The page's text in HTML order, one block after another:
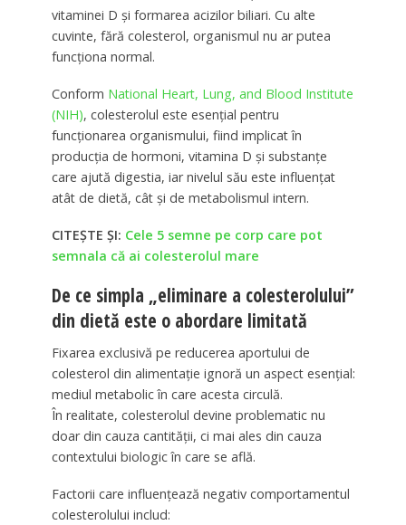
vitaminei D și formarea acizilor biliari. Cu alte
cuvinte, fără colesterol, organismul nu ar putea
funcționa normal.
Conform National Heart, Lung, and Blood Institute
(NIH), colesterolul este esențial pentru
funcționarea organismului, fiind implicat în
producția de hormoni, vitamina D și substanțe
care ajută digestia, iar nivelul său este influențat
atât de dietă, cât și de metabolismul intern.
CITEȘTE ȘI: Cele 5 semne pe corp care pot
semnala că ai colesterolul mare
De ce simpla „eliminare a colesterolului”
din dietă este o abordare limitată
Fixarea exclusivă pe reducerea aportului de
colesterol din alimentație ignoră un aspect esențial:
mediul metabolic în care acesta circulă.
În realitate, colesterolul devine problematic nu
doar din cauza cantității, ci mai ales din cauza
contextului biologic în care se află.
Factorii care influențează negativ comportamentul
colesterolului includ: